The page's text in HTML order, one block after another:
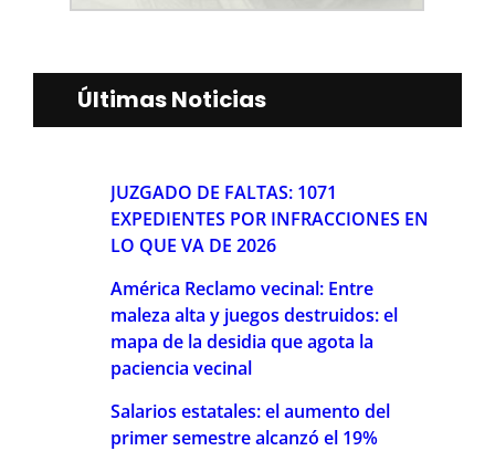
Últimas Noticias
JUZGADO DE FALTAS: 1071
EXPEDIENTES POR INFRACCIONES EN
LO QUE VA DE 2026
América Reclamo vecinal: Entre
maleza alta y juegos destruidos: el
mapa de la desidia que agota la
paciencia vecinal
Salarios estatales: el aumento del
primer semestre alcanzó el 19%